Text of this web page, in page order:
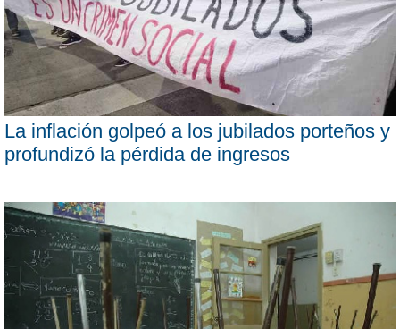
La inflación golpeó a los jubilados porteños y
profundizó la pérdida de ingresos